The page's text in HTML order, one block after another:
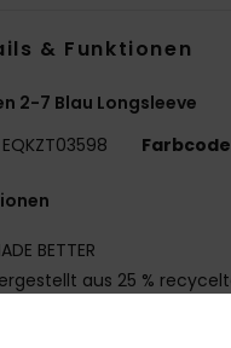
& Funktionen
2-7 Blau Longsleeve
EQKZT03598 Farbcode
BETTER
aus 25 %